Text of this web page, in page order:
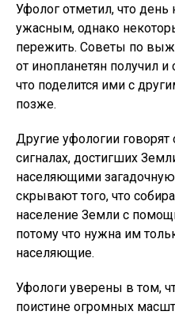
Уфолог отметил, что
ужасным, однако
пережить. Советы по
от инопланетян получил
что поделится ими с
позже.
Другие уфологии говорят
сигналах, достигших
населяющими
скрывают того, что
население Земли с
потому что нужна им
населяющие.
Уфологи уверены в том,
поистине огромных